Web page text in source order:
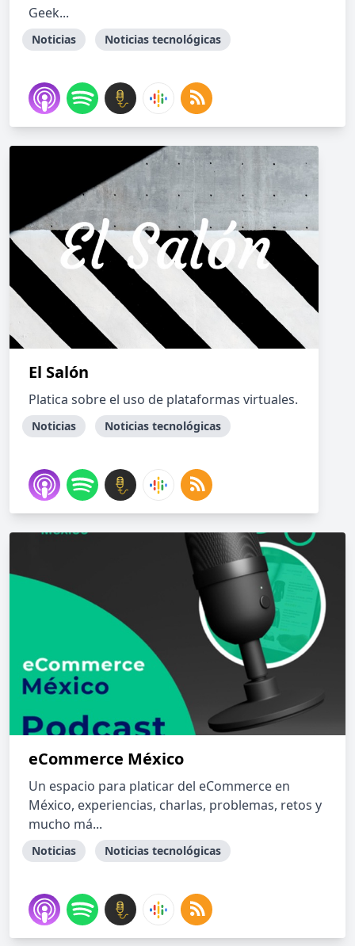
Geek...
Noticias Noticias tecnológicas
El Salón
Platica sobre el uso de plataformas virtuales.
Noticias Noticias tecnológicas
eCommerce México
Un espacio para platicar del eCommerce en
México, experiencias, charlas, problemas, retos y
mucho má...
Noticias Noticias tecnológicas